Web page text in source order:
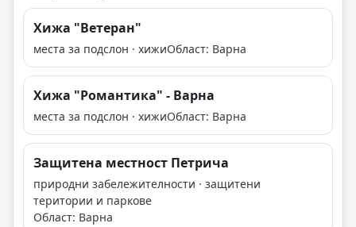
Хижа "Ветеран"
места за подслон · хижиОбласт: Варна
Хижа "Романтика" - Варна
места за подслон · хижиОбласт: Варна
Защитена местност Петрича
природни забележителности · защитени
територии и паркове
Област: Варна